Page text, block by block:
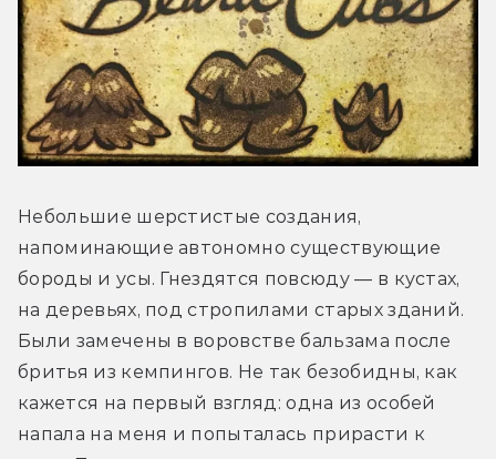
Небольшие шерстистые создания,
напоминающие автономно существующие
бороды и усы. Гнездятся повсюду — в кустах,
на деревьях, под стропилами старых зданий.
Были замечены в воровстве бальзама после
бритья из кемпингов. Не так безобидны, как
кажется на первый взгляд: одна из особей
напала на меня и попыталась прирасти к